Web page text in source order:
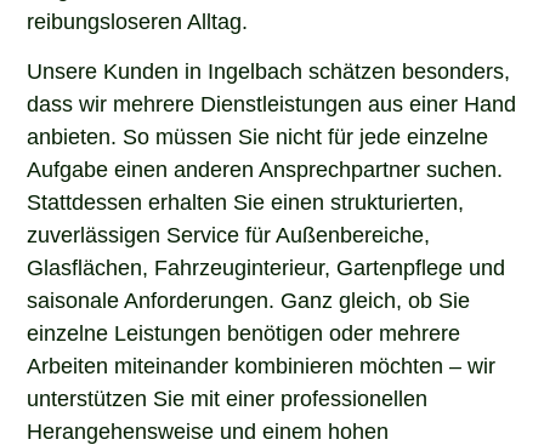
reibungsloseren Alltag.
Unsere Kunden in Ingelbach schätzen besonders,
dass wir mehrere Dienstleistungen aus einer Hand
anbieten. So müssen Sie nicht für jede einzelne
Aufgabe einen anderen Ansprechpartner suchen.
Stattdessen erhalten Sie einen strukturierten,
zuverlässigen Service für Außenbereiche,
Glasflächen, Fahrzeuginterieur, Gartenpflege und
saisonale Anforderungen. Ganz gleich, ob Sie
einzelne Leistungen benötigen oder mehrere
Arbeiten miteinander kombinieren möchten – wir
unterstützen Sie mit einer professionellen
Herangehensweise und einem hohen